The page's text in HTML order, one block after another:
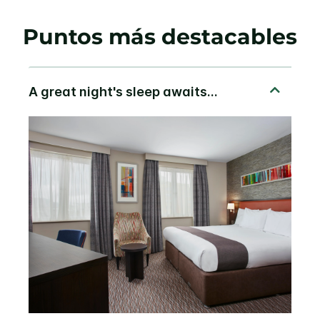
Puntos más destacables